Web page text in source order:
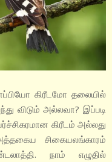
கிரீடமோ தலையில்
விடும் அல்லவா? இப்படி
கிரீடம் அல்லது
சிகையலங்காரம்
நாம் எழுதில்